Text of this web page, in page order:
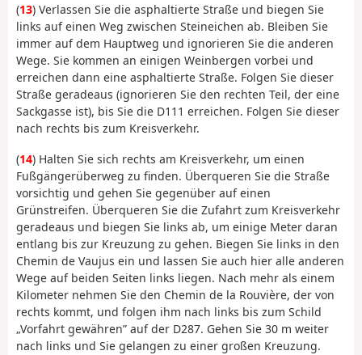
(13) Verlassen Sie die asphaltierte Straße und biegen Sie
links auf einen Weg zwischen Steineichen ab. Bleiben Sie
immer auf dem Hauptweg und ignorieren Sie die anderen
Wege. Sie kommen an einigen Weinbergen vorbei und
erreichen dann eine asphaltierte Straße. Folgen Sie dieser
Straße geradeaus (ignorieren Sie den rechten Teil, der eine
Sackgasse ist), bis Sie die D111 erreichen. Folgen Sie dieser
nach rechts bis zum Kreisverkehr.
(14) Halten Sie sich rechts am Kreisverkehr, um einen
Fußgängerüberweg zu finden. Überqueren Sie die Straße
vorsichtig und gehen Sie gegenüber auf einen
Grünstreifen. Überqueren Sie die Zufahrt zum Kreisverkehr
geradeaus und biegen Sie links ab, um einige Meter daran
entlang bis zur Kreuzung zu gehen. Biegen Sie links in den
Chemin de Vaujus ein und lassen Sie auch hier alle anderen
Wege auf beiden Seiten links liegen. Nach mehr als einem
Kilometer nehmen Sie den Chemin de la Rouvière, der von
rechts kommt, und folgen ihm nach links bis zum Schild
„Vorfahrt gewähren” auf der D287. Gehen Sie 30 m weiter
nach links und Sie gelangen zu einer großen Kreuzung.